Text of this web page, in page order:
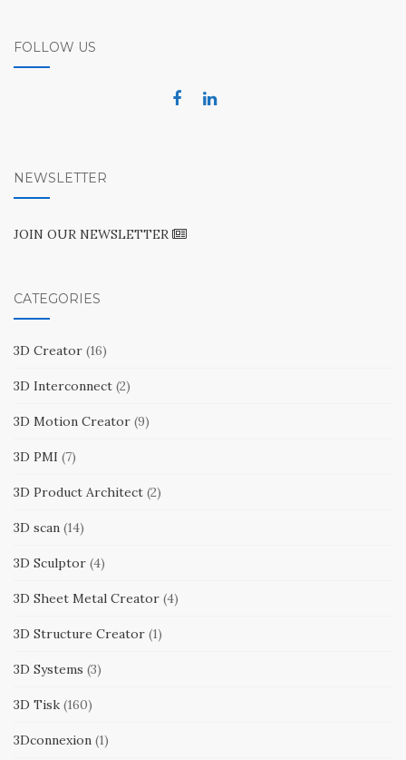
FOLLOW US
NEWSLETTER
JOIN OUR NEWSLETTER
CATEGORIES
3D Creator (16)
3D Interconnect (2)
3D Motion Creator (9)
3D PMI (7)
3D Product Architect (2)
3D scan (14)
3D Sculptor (4)
3D Sheet Metal Creator (4)
3D Structure Creator (1)
3D Systems (3)
3D Tisk (160)
3Dconnexion (1)